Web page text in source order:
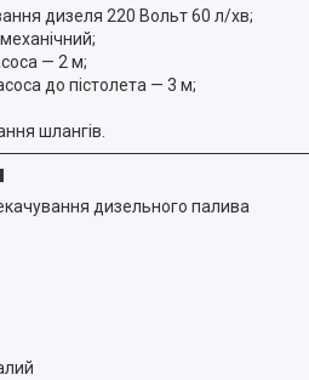
дизеля 220 Вольт 60 л/хв;
— 2 м;
до пістолета — 3 м;
шлангів.
дизельного палива